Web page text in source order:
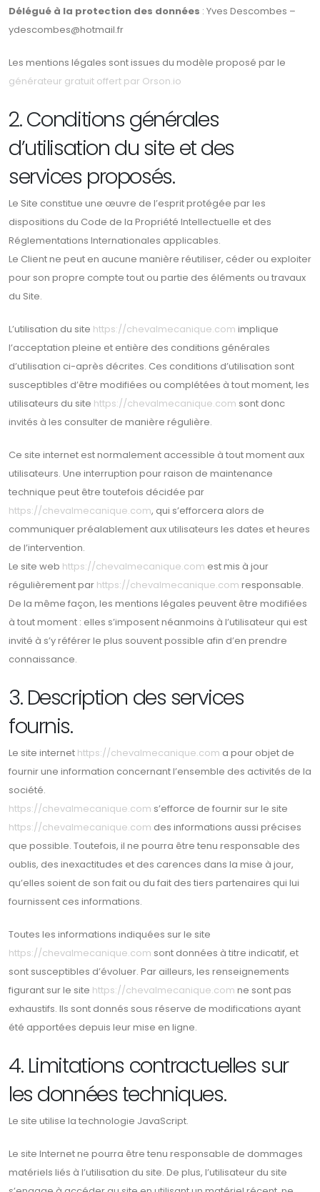
Délégué à la protection des données : Yves Descombes –
ydescombes@hotmail.fr
Les mentions légales sont issues du modèle proposé par le
générateur gratuit offert par Orson.io
2. Conditions générales
d’utilisation du site et des
services proposés.
Le Site constitue une œuvre de l’esprit protégée par les
dispositions du Code de la Propriété Intellectuelle et des
Réglementations Internationales applicables.
Le Client ne peut en aucune manière réutiliser, céder ou exploiter
pour son propre compte tout ou partie des éléments ou travaux
du Site.
L’utilisation du site https://chevalmecanique.com implique
l’acceptation pleine et entière des conditions générales
d’utilisation ci-après décrites. Ces conditions d’utilisation sont
susceptibles d’être modifiées ou complétées à tout moment, les
utilisateurs du site https://chevalmecanique.com sont donc
invités à les consulter de manière régulière.
Ce site internet est normalement accessible à tout moment aux
utilisateurs. Une interruption pour raison de maintenance
technique peut être toutefois décidée par
https://chevalmecanique.com, qui s’efforcera alors de
communiquer préalablement aux utilisateurs les dates et heures
de l’intervention.
Le site web https://chevalmecanique.com est mis à jour
régulièrement par https://chevalmecanique.com responsable.
De la même façon, les mentions légales peuvent être modifiées
à tout moment : elles s’imposent néanmoins à l’utilisateur qui est
invité à s’y référer le plus souvent possible afin d’en prendre
connaissance.
3. Description des services
fournis.
Le site internet https://chevalmecanique.com a pour objet de
fournir une information concernant l’ensemble des activités de la
société.
https://chevalmecanique.com s’efforce de fournir sur le site
https://chevalmecanique.com des informations aussi précises
que possible. Toutefois, il ne pourra être tenu responsable des
oublis, des inexactitudes et des carences dans la mise à jour,
qu’elles soient de son fait ou du fait des tiers partenaires qui lui
fournissent ces informations.
Toutes les informations indiquées sur le site
https://chevalmecanique.com sont données à titre indicatif, et
sont susceptibles d’évoluer. Par ailleurs, les renseignements
figurant sur le site https://chevalmecanique.com ne sont pas
exhaustifs. Ils sont donnés sous réserve de modifications ayant
été apportées depuis leur mise en ligne.
4. Limitations contractuelles sur
les données techniques.
Le site utilise la technologie JavaScript.
Le site Internet ne pourra être tenu responsable de dommages
matériels liés à l’utilisation du site. De plus, l’utilisateur du site